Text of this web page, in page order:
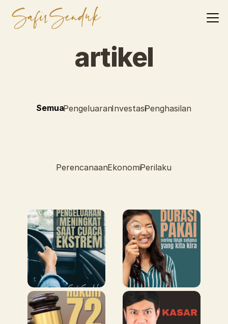
artikel
SemuaPengeluaranInvestasiPenghasilan
PerencanaanEkonomiPerilaku